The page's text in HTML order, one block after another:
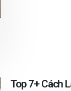
Top 7+ Cách